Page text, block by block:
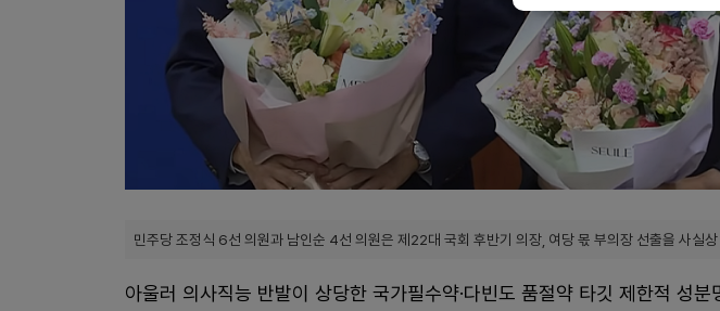
민주당 조정식 6선 의원과 남인순 4선 의원은 제22대 국회 후반기 의장, 여당 몫 부의장 선출을 사실
아울러 의사직능 반발이 상당한 국가필수약·다빈도 품절약 타깃 제한적 성분